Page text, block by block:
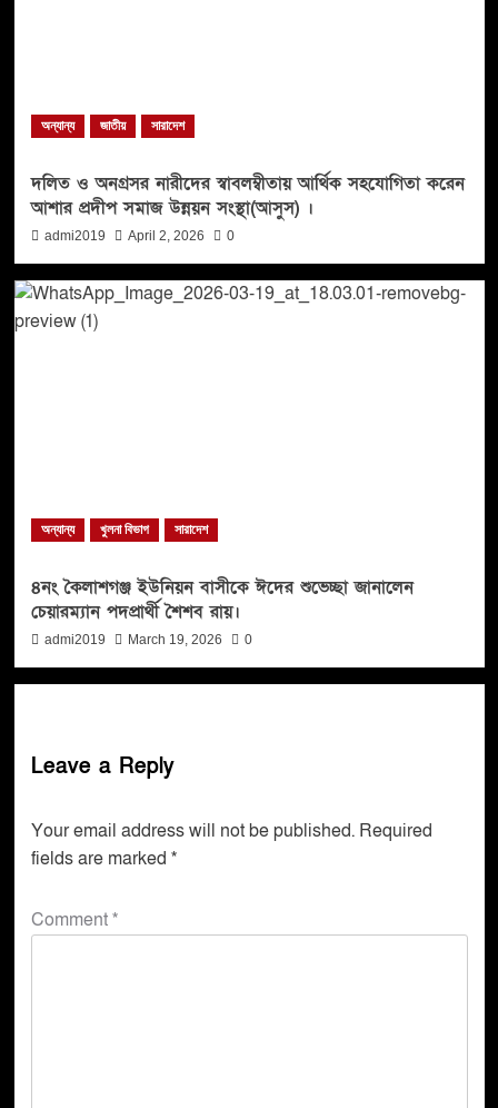
অন্যান্য জাতীয় সারাদেশ
দলিত ও অনগ্রসর নারীদের স্বাবলম্বীতায় আর্থিক সহযোগিতা করেন
আশার প্রদীপ সমাজ উন্নয়ন সংস্থা(আসুস) ।
admi2019 April 2, 2026 0
অন্যান্য খুলনা বিভাগ সারাদেশ
৪নং কৈলাশগঞ্জ ইউনিয়ন বাসীকে ঈদের শুভেচ্ছা জানালেন
চেয়ারম্যান পদপ্রার্থী শৈশব রায়।
admi2019 March 19, 2026 0
Leave a Reply
Your email address will not be published. Required
fields are marked *
Comment*